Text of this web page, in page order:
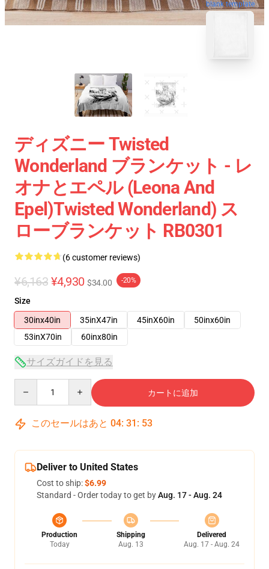
blank template
ディズニー Twisted
Wonderland ブランケット - レ
オナとエペル (Leona And
Epel)Twisted Wonderland) ス
ローブランケット RB0301
(6 customer reviews)
¥6,163 ¥4,930 $34.00 -20%
Size
30inx40in
35inX47in 45inX60in
50inx60in
53inX70in
60inx80in
サイズガイドを見る
カートに追加
このセールはあと 04: 31 : 53
Deliver to United States
Cost to ship:$6.99
Standard - Order today to get byAug. 17 - Aug. 24
Production
Today
Shipping
Aug. 13
Delivered
Aug. 17 - Aug. 24